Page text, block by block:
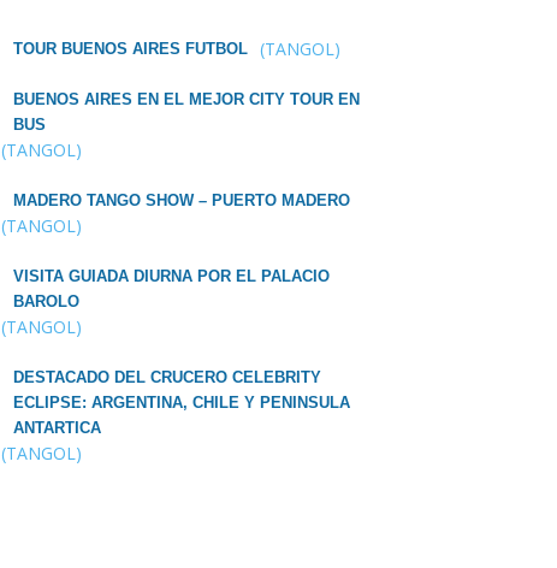
TOUR BUENOS AIRES FUTBOL (TANGOL)
BUENOS AIRES EN EL MEJOR CITY TOUR EN
BUS
(TANGOL)
MADERO TANGO SHOW – PUERTO MADERO
(TANGOL)
VISITA GUIADA DIURNA POR EL PALACIO
BAROLO
(TANGOL)
DESTACADO DEL CRUCERO CELEBRITY
ECLIPSE: ARGENTINA, CHILE Y PENINSULA
ANTARTICA
(TANGOL)